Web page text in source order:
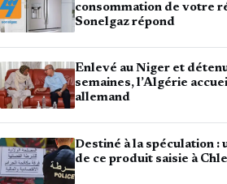
consommation de votre
Sonelgaz répond
Enlevé au Niger et
semaines, l’Algérie
allemand
Destiné à la spéculation :
de ce produit saisie à